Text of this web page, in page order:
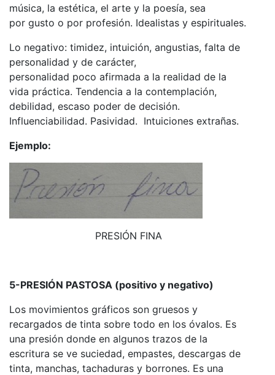
música, la estética, el arte y la poesía, sea
por gusto o por profesión. Idealistas y espirituales.
Lo negativo: timidez, intuición, angustias, falta de
personalidad y de carácter,
personalidad poco afirmada a la realidad de la
vida práctica. Tendencia a la contemplación,
debilidad, escaso poder de decisión.
Influenciabilidad. Pasividad. Intuiciones extrañas.
Ejemplo:
PRESIÓN FINA
5-PRESIÓN PASTOSA (positivo y negativo)
Los movimientos gráficos son gruesos y
recargados de tinta sobre todo en los óvalos. Es
una presión donde en algunos trazos de la
escritura se ve suciedad, empastes, descargas de
tinta, manchas, tachaduras y borrones. Es una